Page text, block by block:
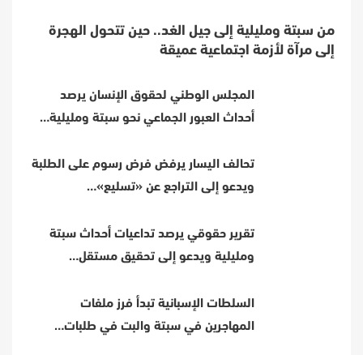
من سبتة ومليلية إلى جيل الغد.. حين تتحول الهجرة
إلى مرآة لأزمة اجتماعية عميقة
المجلس الوطني لحقوق الإنسان يرصد
أحداث العبور الجماعي نحو سبتة ومليلية…
تحالف اليسار يرفض فرض رسوم على الطلبة
ويدعو إلى التراجع عن «تسليع»…
تقرير حقوقي يرصد تداعيات أحداث سبتة
ومليلية ويدعو إلى تحقيق مستقل…
السلطات الإسبانية تبدأ فرز ملفات
المهاجرين في سبتة والبت في طلبات…